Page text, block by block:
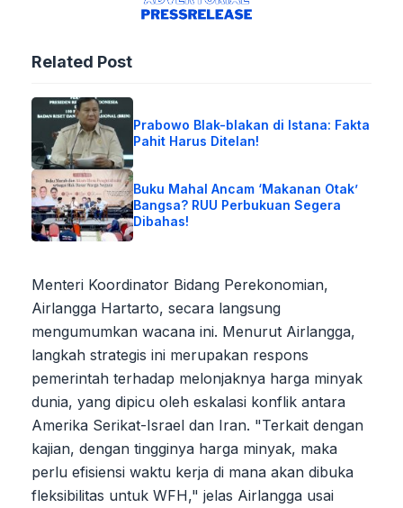
Related Post
Prabowo Blak-blakan di Istana: Fakta
Pahit Harus Ditelan!
Buku Mahal Ancam ‘Makanan Otak’
Bangsa? RUU Perbukuan Segera
Dibahas!
Menteri Koordinator Bidang Perekonomian,
Airlangga Hartarto, secara langsung
mengumumkan wacana ini. Menurut Airlangga,
langkah strategis ini merupakan respons
pemerintah terhadap melonjaknya harga minyak
dunia, yang dipicu oleh eskalasi konflik antara
Amerika Serikat-Israel dan Iran. "Terkait dengan
kajian, dengan tingginya harga minyak, maka
perlu efisiensi waktu kerja di mana akan dibuka
fleksibilitas untuk WFH," jelas Airlangga usai